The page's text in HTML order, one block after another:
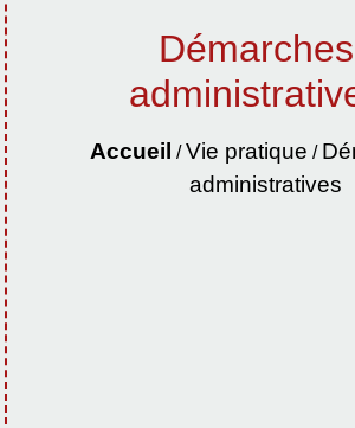
Démarches
Accueil /Vie pratique /
administratives